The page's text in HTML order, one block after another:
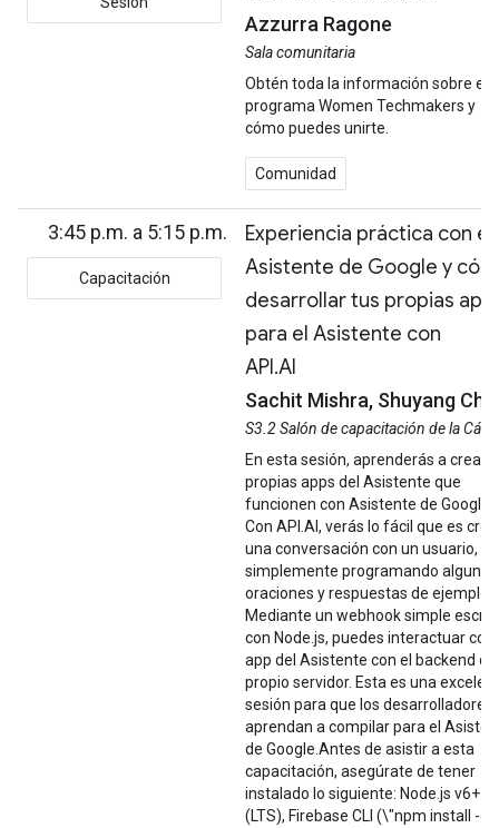
Azzurra Ragone
Sala comunitaria
Obtén toda la información sobre el
programa Women Techmakers y
cómo puedes unirte.
Comunidad
3:45 p.m. a 5:15 p.m.
Capacitación
Experiencia práctica con el
Asistente de Google y
desarrollar tus propias
para el Asistente con
API.AI
Sachit Mishra, Shuyang
S3.2 Salón de capacitación de la
En esta sesión, aprenderás a crear
propias apps del Asistente que
funcionen con Asistente de Google.
Con API.AI, verás lo fácil que es
una conversación con un usuario,
simplemente programando algunas
oraciones y respuestas de ejemplo.
Mediante un webhook simple
con Node.js, puedes interactuar con
app del Asistente con el backend
propio servidor. Esta es una
sesión para que los desarrolladores
aprendan a compilar para el
de Google.Antes de asistir a esta
capacitación, asegúrate de tener
instalado lo siguiente: Node.js v6+
(LTS), Firebase CLI (\"npm install -g